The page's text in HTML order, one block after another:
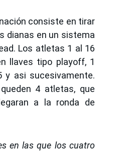
consiste en tirar
dianas en un sistema
Los atletas 1 al 16
llaves tipo playoff, 1
y asi sucesivamente.
4 atletas, que
a la ronda de
en las que los cuatro